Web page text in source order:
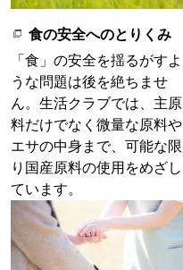
食の安全へのとりくみ
「食」の安全を揺るがすよ
うな問題は後を絶ちませ
ん。生活クラブでは、主原
料だけでなく微量な原料や
エサの中身まで、可能な限
り国産原料の使用をめざし
ています。